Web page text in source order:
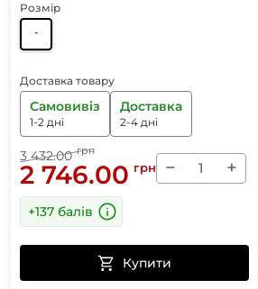
Розмір
-
Доставка товару
Самовивіз
1-2 дні
Доставка
2-4 дні
3 432.00 грн
2 746.00 грн − +
+137 балів
Купити